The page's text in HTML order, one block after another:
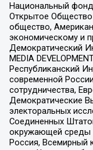
Национальный
Открытое
общество,
экономическому и
Демократический
MEDIA
Республиканский
современной
сотрудничества,
Демократические
электоральных
Соединенных
окружающей среды
Россия, Всемирный